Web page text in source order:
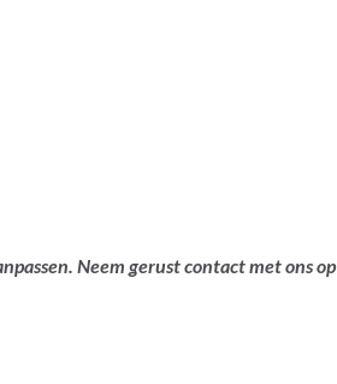
Neem gerust contact met ons op